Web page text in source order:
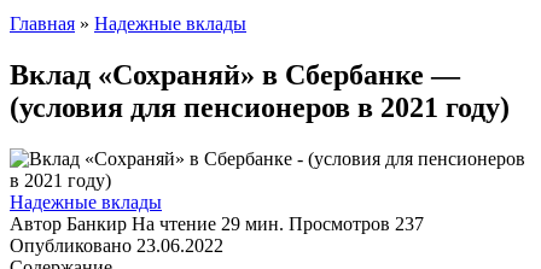
Главная » Надежные вклады
Вклад «Сохраняй» в Сбербанке —
(условия для пенсионеров в 2021 году)
Надежные вклады
Автор Банкир На чтение 29 мин. Просмотров 237
Опубликовано 23.06.2022